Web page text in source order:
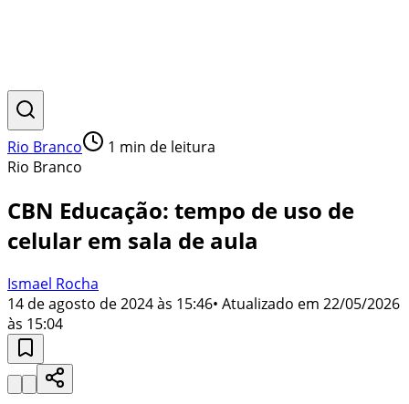
Rio Branco 1 min de leitura
Rio Branco
CBN Educação: tempo de uso de
celular em sala de aula
Ismael Rocha
14 de agosto de 2024 às 15:46• Atualizado em 22/05/2026
às 15:04